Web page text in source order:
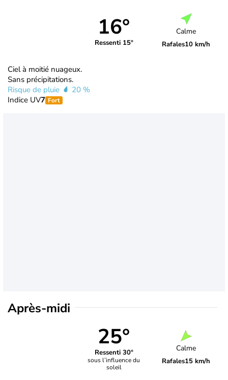
16°
Ressenti 15°
Calme
Rafales10 km/h
Ciel à moitié nuageux.
Sans précipitations.
Risque de pluie
20 %
Indice UV7 Fort
Après-midi
25°
Ressenti 30°
sous l’influence du
soleil
Calme
Rafales15 km/h